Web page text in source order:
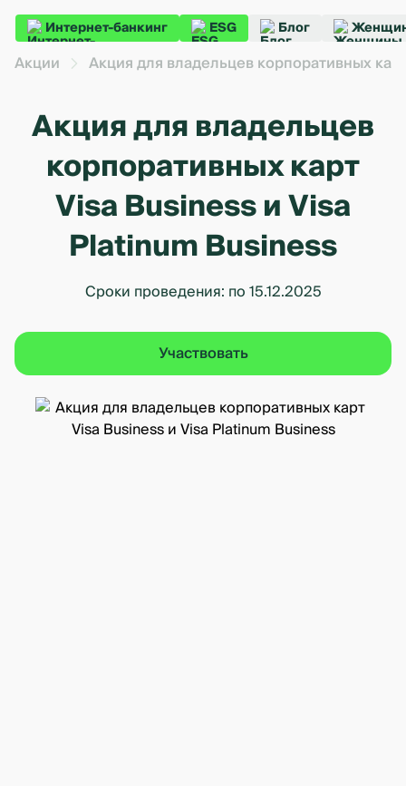
Интернет-банкинг ESG Блог
Акции Акция для владельцев корпоративных
Акция для владельцев
корпоративных карт
Visa Business и Visa
Platinum Business
Сроки проведения: по 15.12.2025
Участвовать